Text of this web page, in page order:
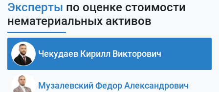
Эксперты по оценке стоимости
нематериальных активов
Чекудаев Кирилл Викторович
Музалевский Федор Александрович